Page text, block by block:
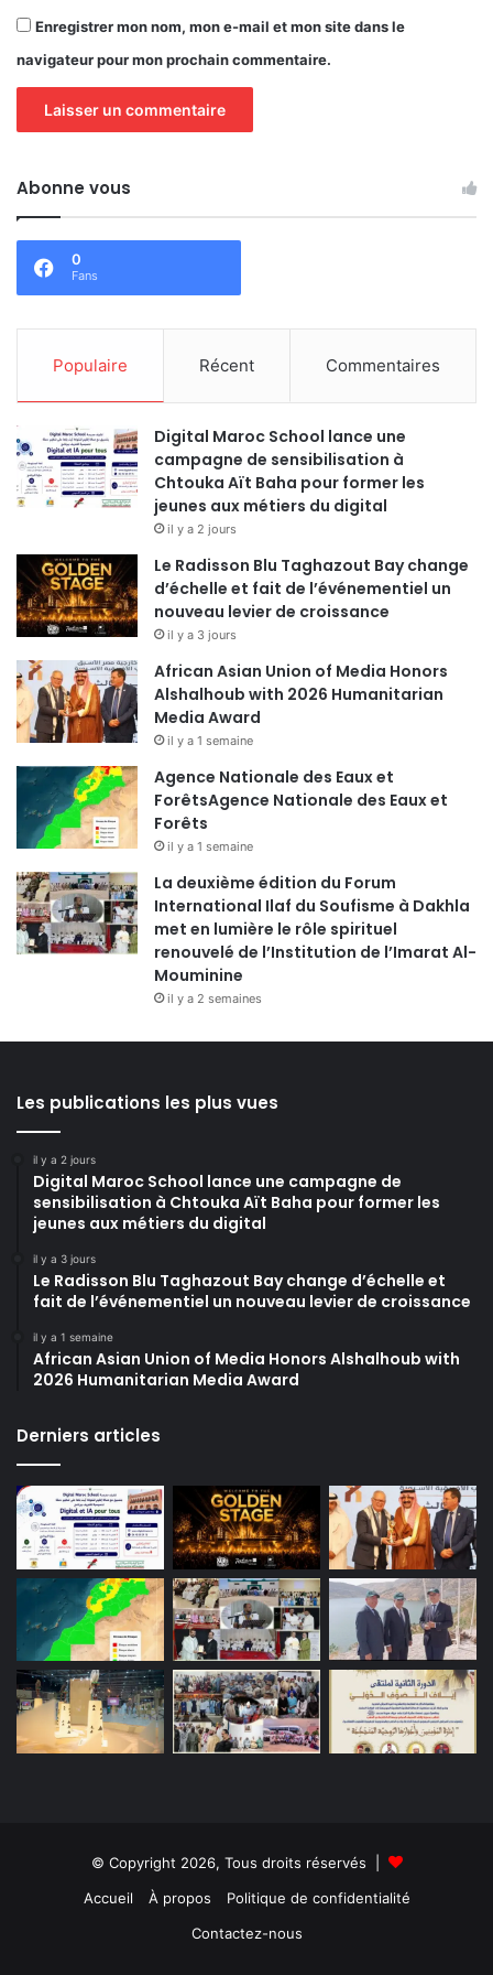
Enregistrer mon nom, mon e-mail et mon site dans le
navigateur pour mon prochain commentaire.
Abonne vous
0
Fans
Populaire Récent Commentaires
Digital Maroc School lance une
campagne de sensibilisation à
Chtouka Aït Baha pour former les
jeunes aux métiers du digital
il y a 2 jours
Le Radisson Blu Taghazout Bay change
d’échelle et fait de l’événementiel un
nouveau levier de croissance
il y a 3 jours
African Asian Union of Media Honors
Alshalhoub with 2026 Humanitarian
Media Award
il y a 1 semaine
Agence Nationale des Eaux et
ForêtsAgence Nationale des Eaux et
Forêts
il y a 1 semaine
La deuxième édition du Forum
International Ilaf du Soufisme à Dakhla
met en lumière le rôle spirituel
renouvelé de l’Institution de l’Imarat Al-
Mouminine
il y a 2 semaines
Les publications les plus vues
il y a 2 jours
Digital Maroc School lance une campagne de
sensibilisation à Chtouka Aït Baha pour former les
jeunes aux métiers du digital
il y a 3 jours
Le Radisson Blu Taghazout Bay change d’échelle et
fait de l’événementiel un nouveau levier de croissance
il y a 1 semaine
African Asian Union of Media Honors Alshalhoub with
2026 Humanitarian Media Award
Derniers articles
© Copyright 2026, Tous droits réservés |
Accueil
À propos
Politique de confidentialité
Contactez-nous